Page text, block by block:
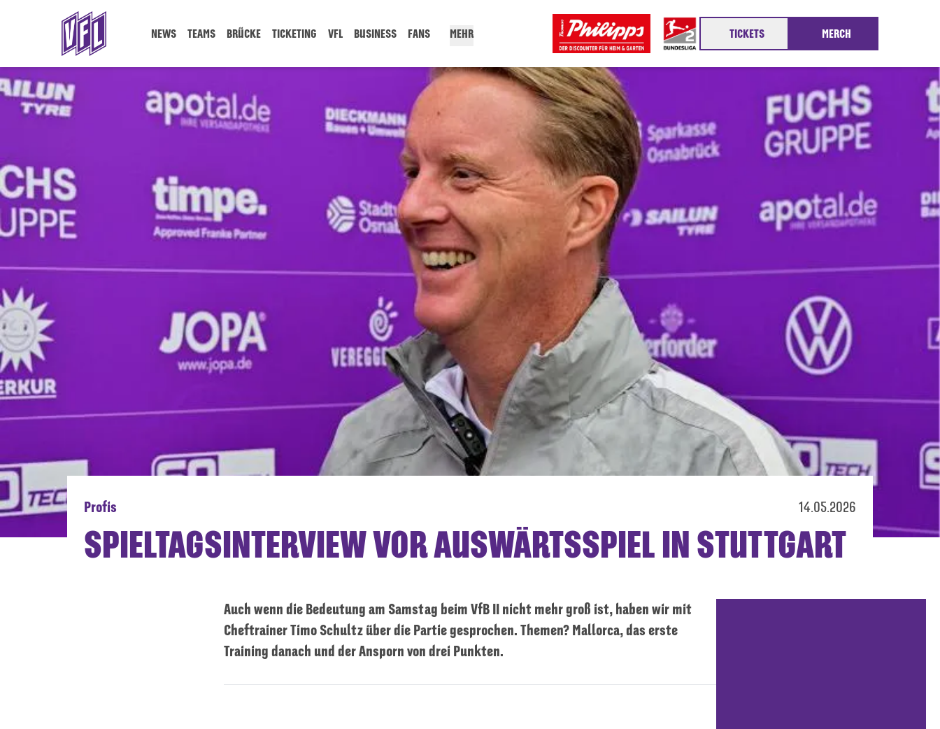
NEWS TEAMS BRÜCKE TICKETING VFL BUSINESS FANS MEHR TICKETS MERCH
Profis 14.05.2026
SPIELTAGSINTERVIEW VOR AUSWÄRTSSPIEL IN STUTTGART
Auch wenn die Bedeutung am Samstag beim VfB II nicht mehr groß ist, haben wir mit
Cheftrainer Timo Schultz über die Partie gesprochen. Themen? Mallorca, das erste
Training danach und der Ansporn von drei Punkten.